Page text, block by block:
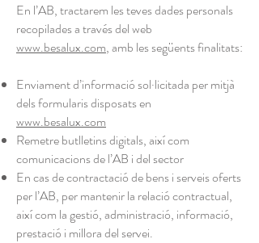
En l’AB, tractarem les teves dades personals
recopilades a través del web
www.besalux.com, amb les següents finalitats:
Enviament d’informació sol·licitada per mitjà
dels formularis disposats en
www.besalux.com
Remetre butlletins digitals, així com
comunicacions de l’AB i del sector
En cas de contractació de bens i serveis oferts
per l’AB, per mantenir la relació contractual,
així com la gestió, administració, informació,
prestació i millora del servei.